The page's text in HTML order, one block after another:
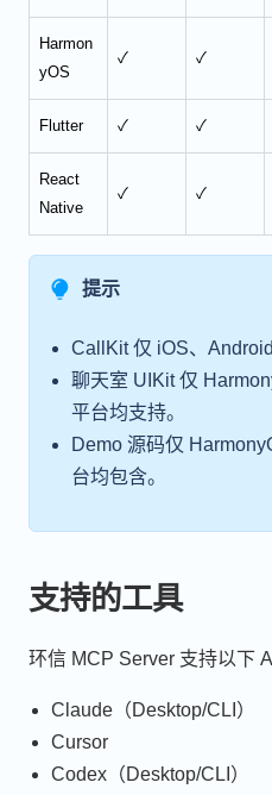
Harmon
yOS
✓ ✓
Flutter ✓ ✓
React
Native
✓ ✓
提示
CallKit 仅 iOS、
聊天室 UIKit 仅
平台均支持。
Demo 源码仅
台均包含。
支持的工具
环信 MCP Server 支持以下
Claude（Desktop/CLI）
Cursor
Codex（Desktop/CLI）